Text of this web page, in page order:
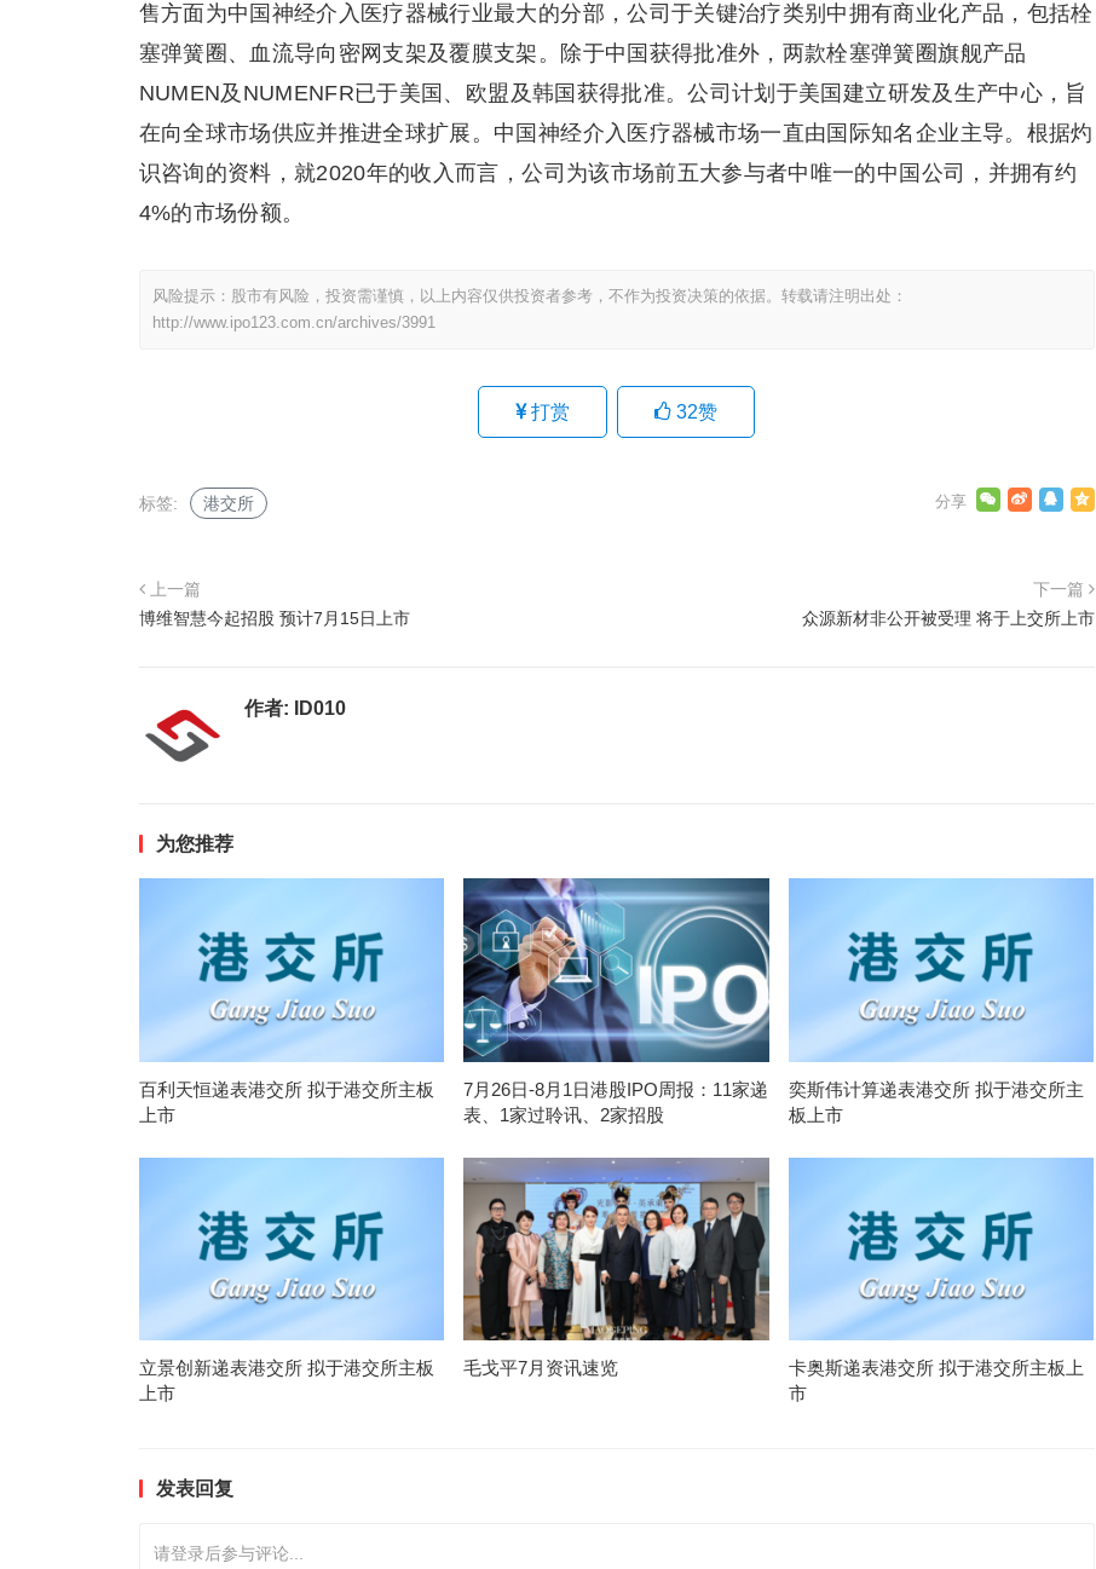
售方面为中国神经介入医疗器械行业最大的分部，公司于关键治疗类别中拥有商业化产品，包括栓
塞弹簧圈、血流导向密网支架及覆膜支架。除于中国获得批准外，两款栓塞弹簧圈旗舰产品
NUMEN及NUMENFR已于美国、欧盟及韩国获得批准。公司计划于美国建立研发及生产中心，旨
在向全球市场供应并推进全球扩展。中国神经介入医疗器械市场一直由国际知名企业主导。根据灼
识咨询的资料，就2020年的收入而言，公司为该市场前五大参与者中唯一的中国公司，并拥有约
4%的市场份额。
风险提示：股市有风险，投资需谨慎，以上内容仅供投资者参考，不作为投资决策的依据。转载请注明出处：
http://www.ipo123.com.cn/archives/3991
打赏 32赞
标签: 港交所
上一篇
博维智慧今起招股 预计7月15日上市
下一篇
众源新材非公开被受理 将于上交所上市
作者: ID010
为您推荐
百利天恒递表港交所 拟于港交所主板
上市
7月26日-8月1日港股IPO周报：11家递
表、1家过聆讯、2家招股
奕斯伟计算递表港交所 拟于港交所主
板上市
立景创新递表港交所 拟于港交所主板
上市
毛戈平7月资讯速览
卡奥斯递表港交所 拟于港交所主板上
市
发表回复
请登录后参与评论...